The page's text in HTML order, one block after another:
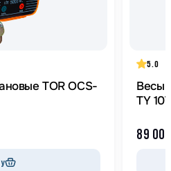
TOR OCS-
5.0
Весы
TY
89